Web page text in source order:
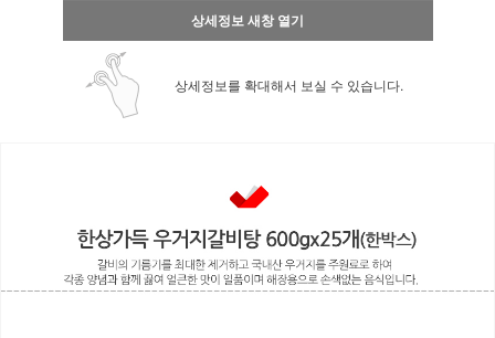
상세정보 새창 열기
상세정보를 확대해서 보실 수 있습니다.